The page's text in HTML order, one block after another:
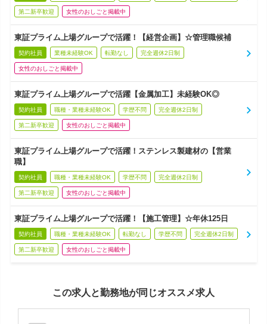
第二新卒歓迎 女性のおしごと掲載中
東証プライム上場グループで活躍！【経営企画】☆管理職候補
契約社員 業種未経験OK 転勤なし 完全週休2日制
女性のおしごと掲載中
東証プライム上場グループで活躍【金属加工】未経験OK◎
契約社員 職種・業種未経験OK 学歴不問 完全週休2日制
第二新卒歓迎 女性のおしごと掲載中
東証プライム上場グループで活躍！ステンレス製建材の【営業
職】
契約社員 職種・業種未経験OK 学歴不問 完全週休2日制
第二新卒歓迎 女性のおしごと掲載中
東証プライム上場グループで活躍！【施工管理】☆年休125日
契約社員 職種・業種未経験OK 転勤なし 学歴不問 完全週休2日制
第二新卒歓迎 女性のおしごと掲載中
この求人と勤務地が同じオススメ求人